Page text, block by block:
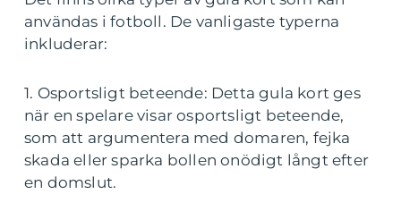
användas i fotboll. De vanligaste typerna
inkluderar:
1. Osportsligt beteende: Detta gula kort ges
när en spelare visar osportsligt beteende,
som att argumentera med domaren, fejka
skada eller sparka bollen onödigt långt efter
en domslut.